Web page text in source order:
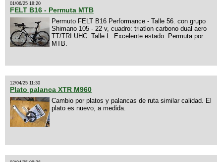
01/06/25 18:20
FELT B16 - Permuta MTB
Permuto FELT B16 Performance - Talle 56. con grupo
Shimano 105 - 22 v, cuadro: triatlon carbono dual aero
TT/TRI UHC. Talle L. Excelente estado. Permuta por
MTB.
12/04/25 11:30
Plato palanca XTR M960
Cambio por platos y palancas de ruta similar calidad. El
plato es nuevo, a medida.